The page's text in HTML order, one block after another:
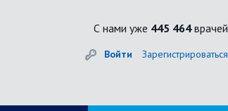
С нами уже 445 464врачей
Войти Зарегистрироваться